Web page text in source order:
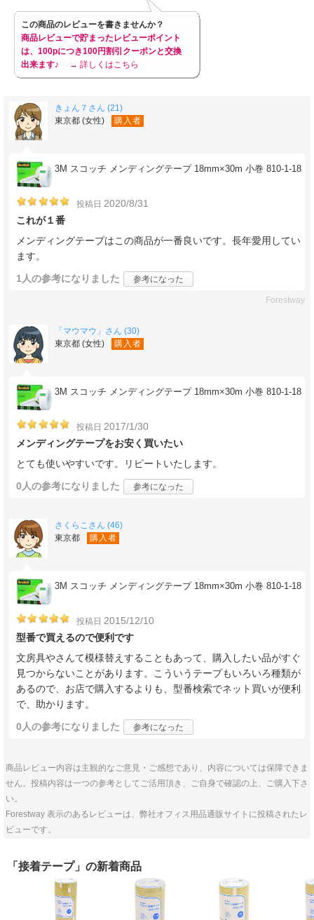
この商品のレビューを書きませんか？
商品レビューで貯まったレビューポイント
は、100pにつき100円割引クーポンと交換
出来ます♪
→ 詳しくはこちら
きょん７さん (21)
東京都 (女性)
購入者
3M スコッチ メンディングテープ 18mm×30m 小巻 810-1-18
投稿日 2020/8/31
これが１番
メンディングテープはこの商品が一番良いです。長年愛用してい
ます。
1人の参考になりました 参考になった
Forestway
「マウマウ」さん (30)
東京都 (女性)
購入者
3M スコッチ メンディングテープ 18mm×30m 小巻 810-1-18
投稿日 2017/1/30
メンディングテープをお安く買いたい
とても使いやすいです。リピートいたします。
0人の参考になりました 参考になった
さくらこさん (46)
東京都
購入者
3M スコッチ メンディングテープ 18mm×30m 小巻 810-1-18
投稿日 2015/12/10
型番で買えるので便利です
文房具やさんて模様替えすることもあって、購入したい品がすぐ
見つからないことがあります。こういうテープもいろいろ種類が
あるので、お店で購入するよりも、型番検索でネット買いが便利
で、助かります。
0人の参考になりました 参考になった
商品レビュー内容は主観的なご意見・ご感想であり、内容については保障できま
せん。投稿内容は一つの参考としてご活用頂き、ご自身で確認の上、ご購入下さ
い。
Forestway 表示のあるレビューは、弊社オフィス用品通販サイトに投稿されたレ
ビューです。
「接着テープ」の新着商品